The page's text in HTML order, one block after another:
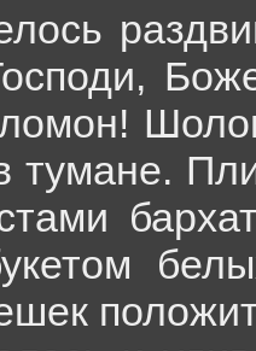
тумане.